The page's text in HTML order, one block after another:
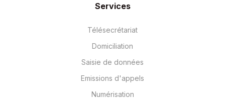
Services
Télésecrétariat
Domiciliation
Saisie de données
Emissions d'appels
Numérisation